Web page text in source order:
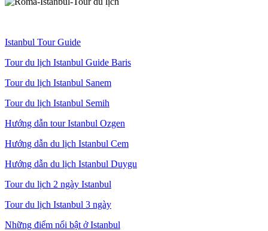
Istanbul Tour Guide
Tour du lịch Istanbul Guide Baris
Tour du lịch Istanbul Sanem
Tour du lịch Istanbul Semih
Hướng dẫn tour Istanbul Ozgen
Hướng dẫn du lịch Istanbul Cem
Hướng dẫn du lịch Istanbul Duygu
Tour du lịch 2 ngày Istanbul
Tour du lịch Istanbul 3 ngày
Những điểm nổi bật ở Istanbul